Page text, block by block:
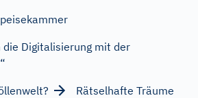
die Digitalisierung mit der
Rätselhafte Träume